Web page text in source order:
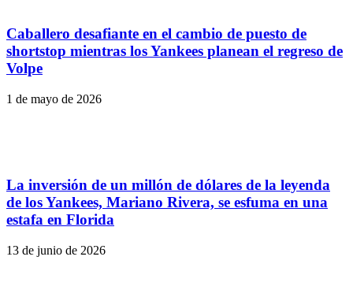
Caballero desafiante en el cambio de puesto de
shortstop mientras los Yankees planean el regreso de
Volpe
1 de mayo de 2026
La inversión de un millón de dólares de la leyenda
de los Yankees, Mariano Rivera, se esfuma en una
estafa en Florida
13 de junio de 2026